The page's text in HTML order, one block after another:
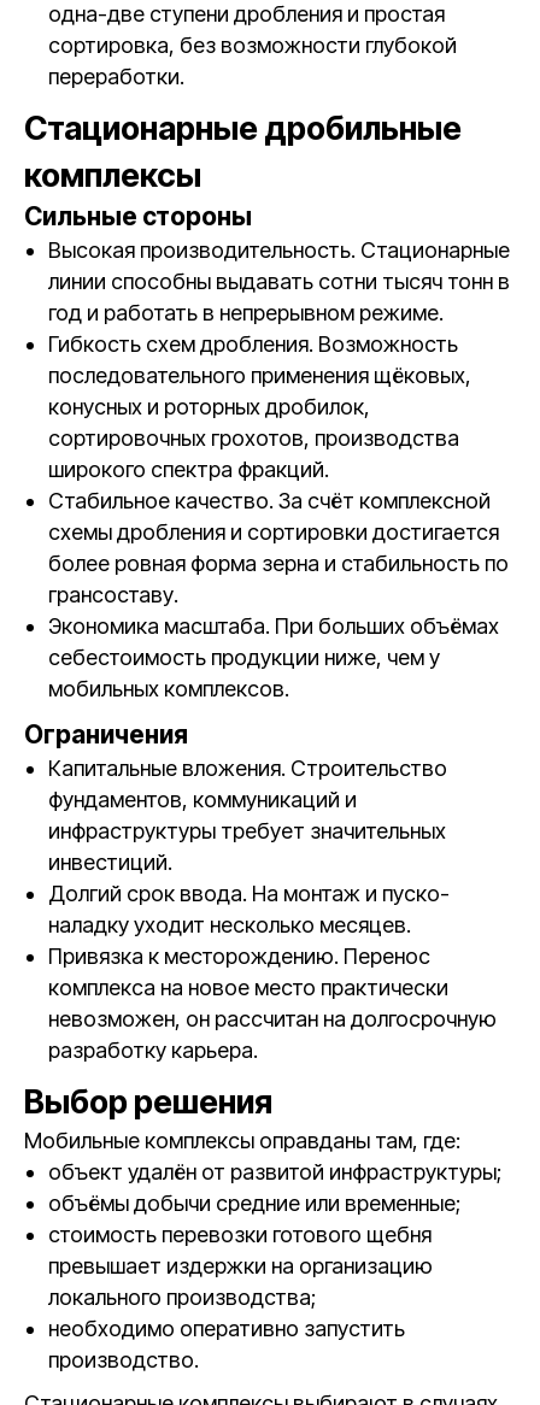
одна-две ступени дробления и простая
сортировка, без возможности глубокой
переработки.
Стационарные дробильные
комплексы
Сильные стороны
Высокая производительность. Стационарные
линии способны выдавать сотни тысяч тонн в
год и работать в непрерывном режиме.
Гибкость схем дробления. Возможность
последовательного применения щёковых,
конусных и роторных дробилок,
сортировочных грохотов, производства
широкого спектра фракций.
Стабильное качество. За счёт комплексной
схемы дробления и сортировки достигается
более ровная форма зерна и стабильность по
грансоставу.
Экономика масштаба. При больших объёмах
себестоимость продукции ниже, чем у
мобильных комплексов.
Ограничения
Капитальные вложения. Строительство
фундаментов, коммуникаций и
инфраструктуры требует значительных
инвестиций.
Долгий срок ввода. На монтаж и пуско-
наладку уходит несколько месяцев.
Привязка к месторождению. Перенос
комплекса на новое место практически
невозможен, он рассчитан на долгосрочную
разработку карьера.
Выбор решения
Мобильные комплексы оправданы там, где:
объект удалён от развитой инфраструктуры;
объёмы добычи средние или временные;
стоимость перевозки готового щебня
превышает издержки на организацию
локального производства;
необходимо оперативно запустить
производство.